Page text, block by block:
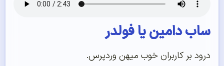
ساب دامین یا فولدر
درود بر کاربران خوب میهن وردپرس.